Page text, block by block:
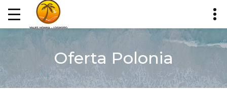
Oferta Polonia